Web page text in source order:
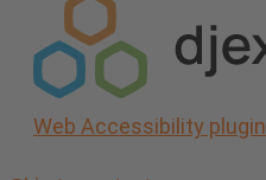
Web Accessibility plugin